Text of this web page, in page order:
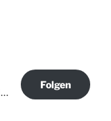
@irgendlink.de@irgendlink.de
Folgen